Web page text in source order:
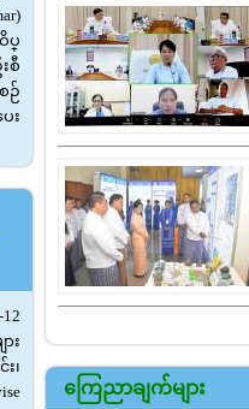
ကြေညာချက်များ
ပ္
စီ
ဉ်
း
း
၊